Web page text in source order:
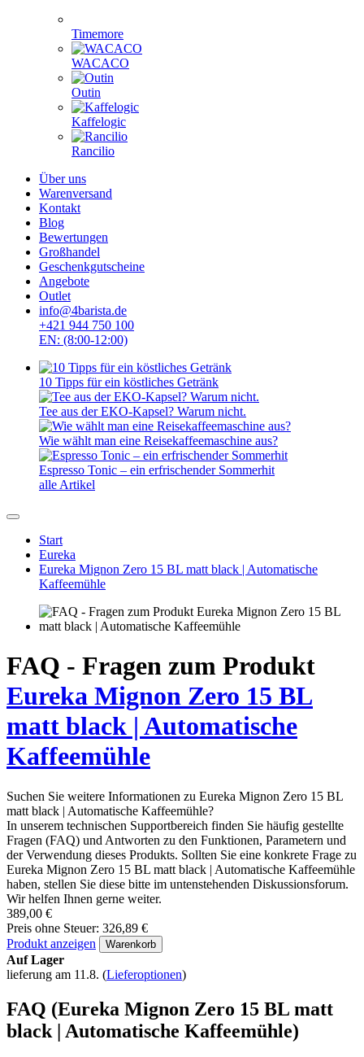
Timemore
WACACO
Outin
Kaffelogic
Rancilio
Über uns
Warenversand
Kontakt
Blog
Bewertungen
Großhandel
Geschenkgutscheine
Angebote
Outlet
info@4barista.de
+421 944 750 100
EN: (8:00-12:00)
10 Tipps für ein köstliches Getränk
Tee aus der EKO-Kapsel? Warum nicht.
Wie wählt man eine Reisekaffeemaschine aus?
Espresso Tonic – ein erfrischender Sommerhit
alle Artikel
Start
Eureka
Eureka Mignon Zero 15 BL matt black | Automatische
Kaffeemühle
FAQ - Fragen zum Produkt
Eureka Mignon Zero 15 BL
matt black | Automatische
Kaffeemühle
Suchen Sie weitere Informationen zu Eureka Mignon Zero 15 BL
matt black | Automatische Kaffeemühle?
In unserem technischen Supportbereich finden Sie häufig gestellte
Fragen (FAQ) und Antworten zu den Funktionen, Parametern und
der Verwendung dieses Produkts. Sollten Sie eine konkrete Frage zu
Eureka Mignon Zero 15 BL matt black | Automatische Kaffeemühle
haben, stellen Sie diese bitte im untenstehenden Diskussionsforum.
Wir helfen Ihnen gerne weiter.
389,00 €
Preis ohne Steuer: 326,89 €
Produkt anzeigen
Warenkorb
Auf Lager
lieferung am 11.8. (Lieferoptionen)
FAQ (Eureka Mignon Zero 15 BL matt
black | Automatische Kaffeemühle)